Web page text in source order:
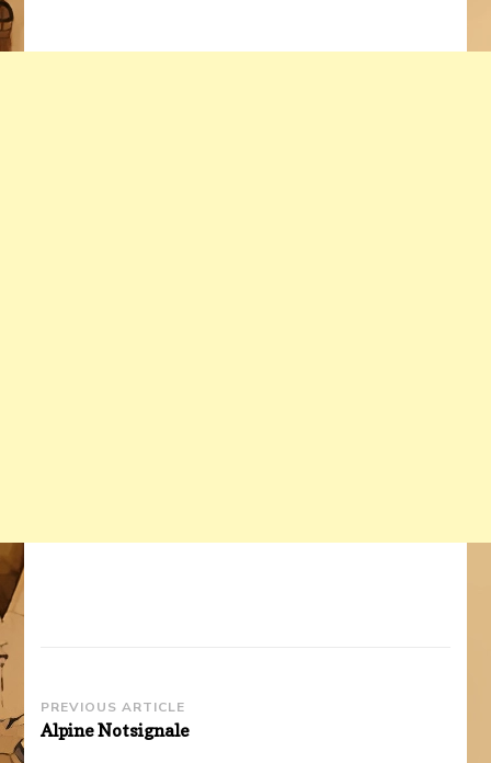
Post
Navigation
PREVIOUS ARTICLE
Alpine Notsignale